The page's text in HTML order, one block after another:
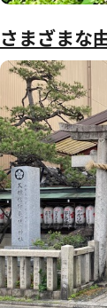
さまざまな